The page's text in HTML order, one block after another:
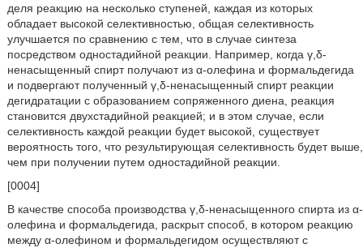
деля реакцию на несколько ступеней, каждая из которых
обладает высокой селективностью, общая селективность
улучшается по сравнению с тем, что в случае синтеза
посредством одностадийной реакции. Например, когда γ,δ-
ненасыщенный спирт получают из α-олефина и формальдегида
и подвергают полученный γ,δ-ненасыщенный спирт реакции
дегидратации с образованием сопряженного диена, реакция
становится двухстадийной реакцией; и в этом случае, если
селективность каждой реакции будет высокой, существует
вероятность того, что результирующая селективность будет выше,
чем при получении путем одностадийной реакции.
[0004]
В качестве способа производства γ,δ-ненасыщенного спирта из α-
олефина и формальдегида, раскрыт способ, в котором реакцию
между α-олефином и формальдегидом осуществляют с